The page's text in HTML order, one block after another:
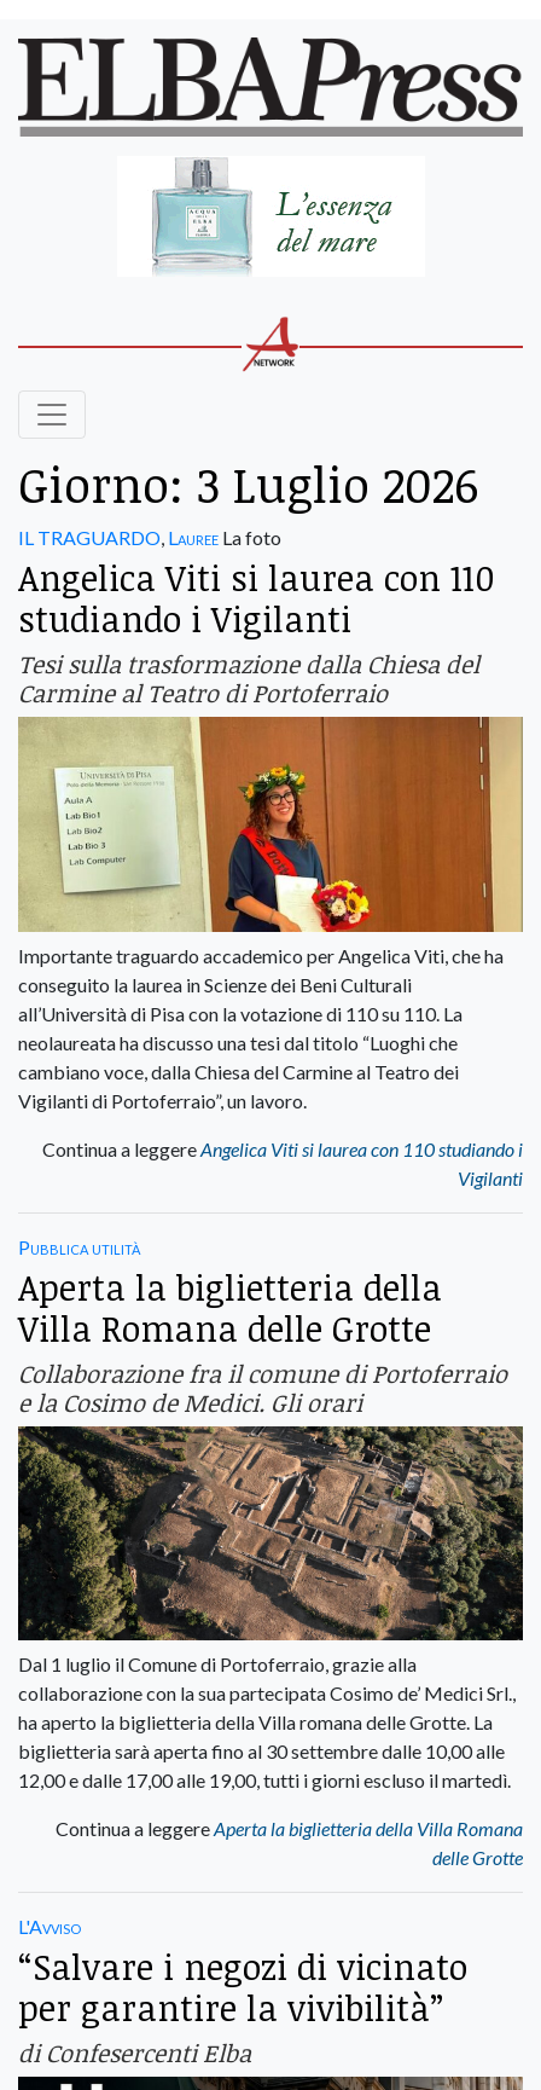
Giorno: 3 Luglio 2026
IL TRAGUARDO, Lauree La foto
Angelica Viti si laurea con 110
studiando i Vigilanti
Tesi sulla trasformazione dalla Chiesa del
Carmine al Teatro di Portoferraio
Importante traguardo accademico per Angelica Viti, che ha
conseguito la laurea in Scienze dei Beni Culturali
all’Università di Pisa con la votazione di 110 su 110. La
neolaureata ha discusso una tesi dal titolo “Luoghi che
cambiano voce, dalla Chiesa del Carmine al Teatro dei
Vigilanti di Portoferraio”, un lavoro.
Continua a leggereAngelica Viti si laurea con 110 studiando i
Vigilanti
Pubblica utilità
Aperta la biglietteria della
Villa Romana delle Grotte
Collaborazione fra il comune di Portoferraio
e la Cosimo de Medici. Gli orari
Dal 1 luglio il Comune di Portoferraio, grazie alla
collaborazione con la sua partecipata Cosimo de’ Medici Srl.,
ha aperto la biglietteria della Villa romana delle Grotte. La
biglietteria sarà aperta fino al 30 settembre dalle 10,00 alle
12,00 e dalle 17,00 alle 19,00, tutti i giorni escluso il martedì.
Continua a leggereAperta la biglietteria della Villa Romana
delle Grotte
L'Avviso
“Salvare i negozi di vicinato
per garantire la vivibilità”
di Confesercenti Elba